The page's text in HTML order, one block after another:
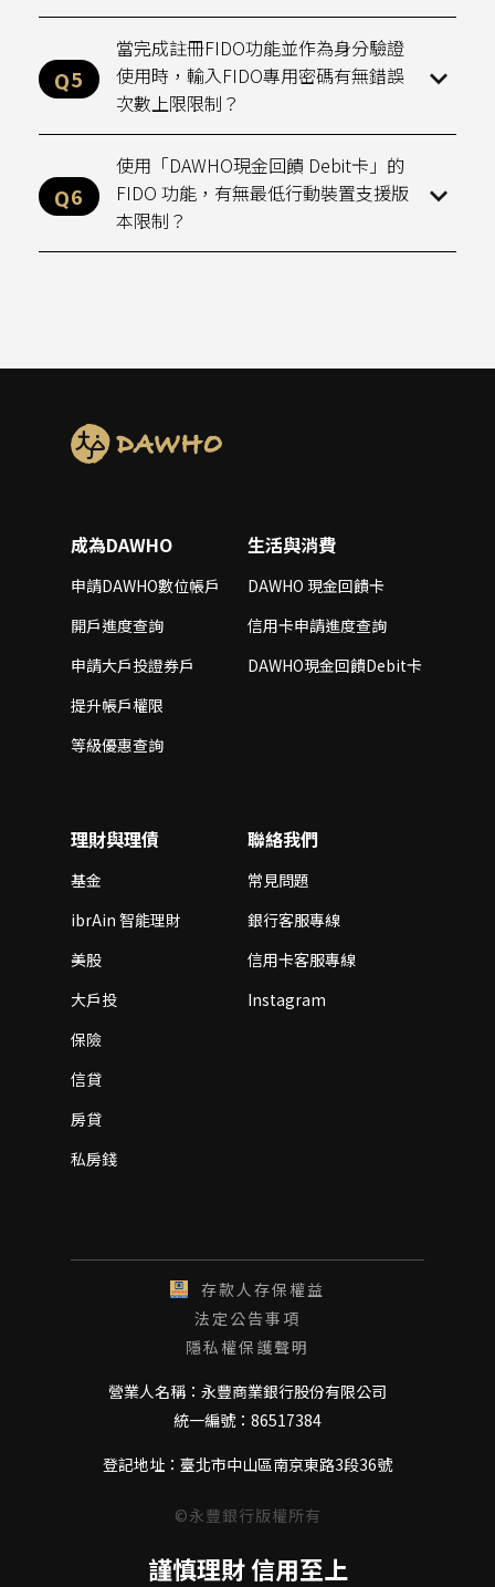
當完成註冊FIDO功能並作為身分驗證
使用時，輸入FIDO專用密碼有無錯誤
次數上限限制？
使用「DAWHO現金回饋 Debit卡」的
FIDO 功能，有無最低行動裝置支援版
本限制？
成為DAWHO
申請DAWHO數位帳戶
開戶進度查詢
申請大戶投證券戶
提升帳戶權限
等級優惠查詢
生活與消費
DAWHO 現金回饋卡
信用卡申請進度查詢
DAWHO現金回饋Debit卡
理財與理債
基金
ibrAin 智能理財
美股
大戶投
保險
信貸
房貸
私房錢
聯絡我們
常見問題
銀行客服專線
信用卡客服專線
Instagram
存款人存保權益
法定公告事項
隱私權保護聲明
營業人名稱：永豐商業銀行股份有限公司
統一編號：86517384
登記地址：臺北市中山區南京東路3段36號
©永豐銀行版權所有
謹慎理財 信用至上